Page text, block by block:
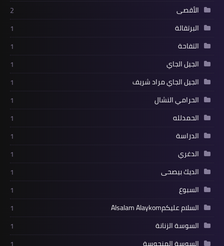
الأقصى
2
البرتقالة
1
التفاحة
1
الجيل الجاي
1
الجيل الجاي مراد شريف
1
الحرامي النشال
1
الحمدلله
1
الدراسة
1
الدغري
1
الديك بيصحى
1
السبوع
1
السلام عليكمAlsalam Alaykom
1
السوسة الزنانة
1
السوسة المنحوسة